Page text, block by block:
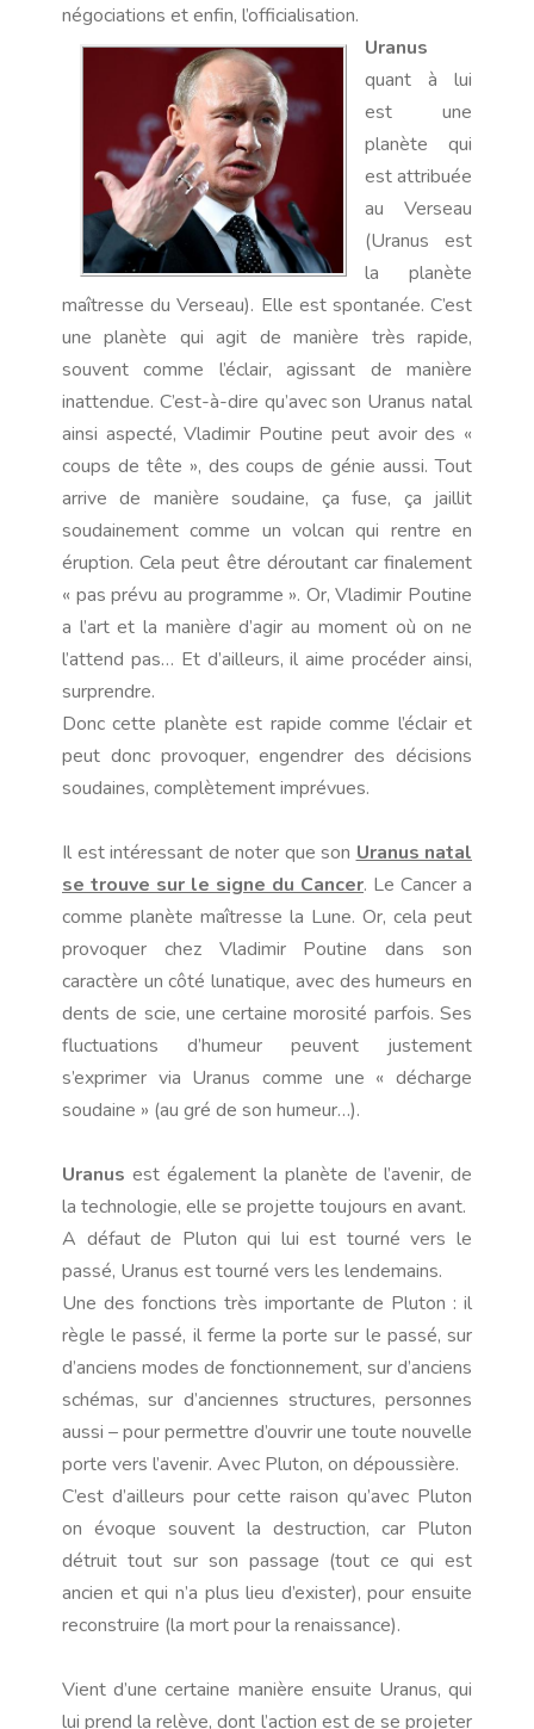
négociations et enfin, l’officialisation.
Uranus
quant à lui
est une
planète qui
est attribuée
au Verseau
(Uranus est
la planète
maîtresse du Verseau). Elle est spontanée. C’est
une planète qui agit de manière très rapide,
souvent comme l’éclair, agissant de manière
inattendue. C’est-à-dire qu’avec son Uranus natal
ainsi aspecté, Vladimir Poutine peut avoir des «
coups de tête », des coups de génie aussi. Tout
arrive de manière soudaine, ça fuse, ça jaillit
soudainement comme un volcan qui rentre en
éruption. Cela peut être déroutant car finalement
« pas prévu au programme ». Or, Vladimir Poutine
a l’art et la manière d’agir au moment où on ne
l’attend pas… Et d’ailleurs, il aime procéder ainsi,
surprendre.
Donc cette planète est rapide comme l’éclair et
peut donc provoquer, engendrer des décisions
soudaines, complètement imprévues.
Il est intéressant de noter que sonUranus natal
se trouve sur le signe du Cancer. Le Cancer a
comme planète maîtresse la Lune. Or, cela peut
provoquer chez Vladimir Poutine dans son
caractère un côté lunatique, avec des humeurs en
dents de scie, une certaine morosité parfois. Ses
fluctuations d’humeur peuvent justement
s’exprimer via Uranus comme une « décharge
soudaine » (au gré de son humeur…).
Uranus est également la planète de l’avenir, de
la technologie, elle se projette toujours en avant.
A défaut de Pluton qui lui est tourné vers le
passé, Uranus est tourné vers les lendemains.
Une des fonctions très importante de Pluton : il
règle le passé, il ferme la porte sur le passé, sur
d’anciens modes de fonctionnement, sur d’anciens
schémas, sur d’anciennes structures, personnes
aussi – pour permettre d’ouvrir une toute nouvelle
porte vers l’avenir. Avec Pluton, on dépoussière.
C’est d’ailleurs pour cette raison qu’avec Pluton
on évoque souvent la destruction, car Pluton
détruit tout sur son passage (tout ce qui est
ancien et qui n’a plus lieu d’exister), pour ensuite
reconstruire (la mort pour la renaissance).
Vient d’une certaine manière ensuite Uranus, qui
lui prend la relève, dont l’action est de se projeter